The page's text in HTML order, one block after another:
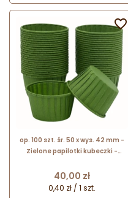
op. 100 szt. śr. 50 x wys. 42 mm -
Zielone papilotki kubeczki -
babeczek
Cena
40,00 zł
0,40 zł / 1 szt.
